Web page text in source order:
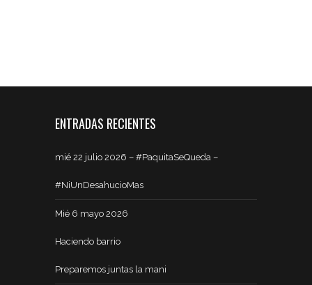
ENTRADAS RECIENTES
mié 22 julio 2026 – #PaquitaSeQueda –
#NiUnDesahucioMas
Mié 6 mayo 2026
Haciendo barrio
Preparemos juntas la mani